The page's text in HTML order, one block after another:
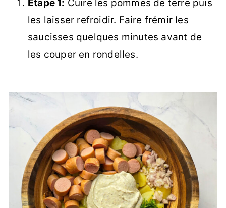
Étape 1: Cuire les pommes de terre puis
les laisser refroidir. Faire frémir les
saucisses quelques minutes avant de
les couper en rondelles.